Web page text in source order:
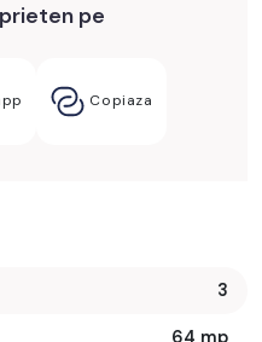
pe
Copiaza
3
64 mp